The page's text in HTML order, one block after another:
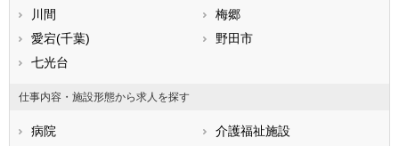
静岡県
滋賀県
兵庫県
香川県
高知県
川間
梅郷
愛宕(千葉)
野田市
七光台
仕事内容・施設形態から求人を探す
病院
介護福祉施設